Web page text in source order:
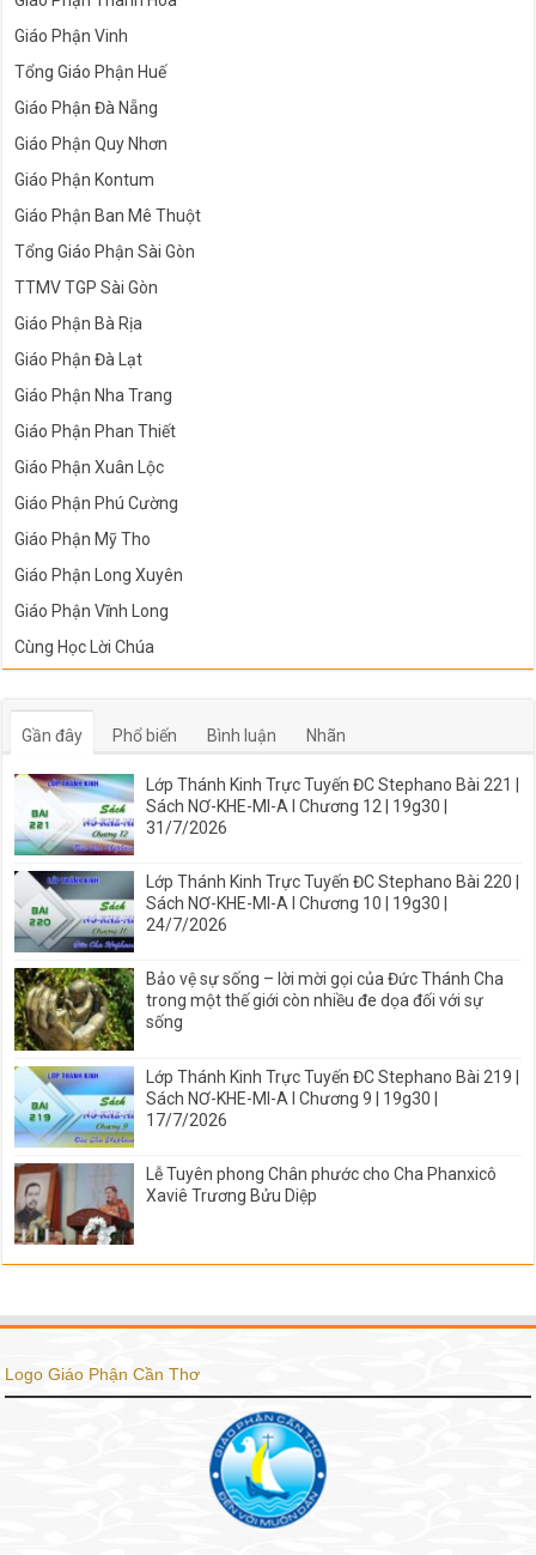
Giáo Phận Vinh
Tổng Giáo Phận Huế
Giáo Phận Đà Nẵng
Giáo Phận Quy Nhơn
Giáo Phận Kontum
Giáo Phận Ban Mê Thuột
Tổng Giáo Phận Sài Gòn
TTMV TGP Sài Gòn
Giáo Phận Bà Rịa
Giáo Phận Đà Lạt
Giáo Phận Nha Trang
Giáo Phận Phan Thiết
Giáo Phận Xuân Lộc
Giáo Phận Phú Cường
Giáo Phận Mỹ Tho
Giáo Phận Long Xuyên
Giáo Phận Vĩnh Long
Cùng Học Lời Chúa
Gần đây Phổ biến Bình luận Nhãn
Lớp Thánh Kinh Trực Tuyến ĐC Stephano Bài 221 |
Sách NƠ-KHE-MI-A I Chương 12 | 19g30 |
31/7/2026
Lớp Thánh Kinh Trực Tuyến ĐC Stephano Bài 220 |
Sách NƠ-KHE-MI-A I Chương 10 | 19g30 |
24/7/2026
Bảo vệ sự sống – lời mời gọi của Đức Thánh Cha
trong một thế giới còn nhiều đe dọa đối với sự
sống
Lớp Thánh Kinh Trực Tuyến ĐC Stephano Bài 219 |
Sách NƠ-KHE-MI-A I Chương 9 | 19g30 |
17/7/2026
Lễ Tuyên phong Chân phước cho Cha Phanxicô
Xaviê Trương Bửu Diệp
Logo Giáo Phận Cần Thơ